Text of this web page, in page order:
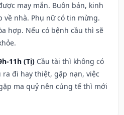
may mắn. Buôn bán, kinh
về nhà. Phụ nữ có tin mừng.
hợp. Nếu có bệnh cầu thì sẽ
11h (Tị) Cầu tài thì không có
đi hay thiệt, gặp nạn, việc
ma quỷ nên cúng tế thì mới